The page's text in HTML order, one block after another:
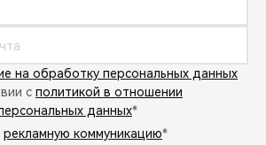
на обработку персональных данных
с политикой в отношении
данных*
рекламную коммуникацию*